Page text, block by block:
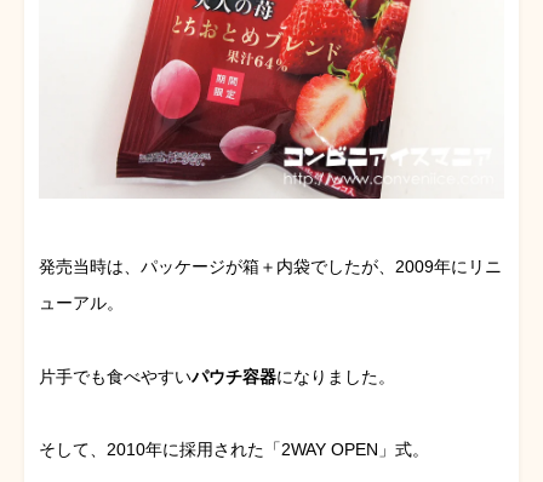
発売当時は、パッケージが箱＋内袋でしたが、2009年にリニ
ューアル。
片手でも食べやすいパウチ容器になりました。
そして、2010年に採用された「2WAY OPEN」式。